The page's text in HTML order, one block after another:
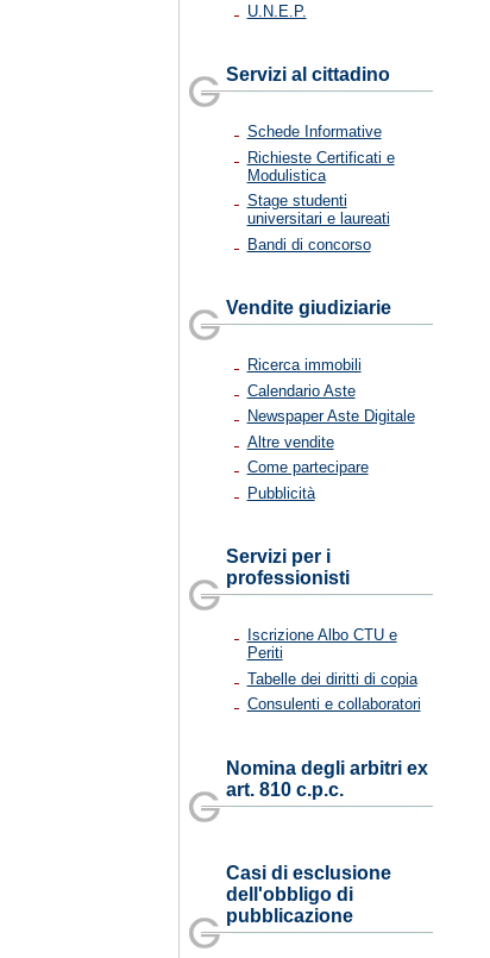
U.N.E.P.
Servizi al cittadino
Schede Informative
Richieste Certificati e
Modulistica
Stage studenti
universitari e laureati
Bandi di concorso
Vendite giudiziarie
Ricerca immobili
Calendario Aste
Newspaper Aste Digitale
Altre vendite
Come partecipare
Pubblicità
Servizi per i
professionisti
Iscrizione Albo CTU e
Periti
Tabelle dei diritti di copia
Consulenti e collaboratori
Nomina degli arbitri ex
art. 810 c.p.c.
Casi di esclusione
dell'obbligo di
pubblicazione